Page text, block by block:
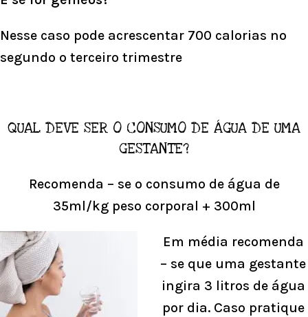
Nesse caso pode acrescentar 700 calorias no
segundo o terceiro trimestre
QUAL DEVE SER O CONSUMO DE ÁGUA DE UMA
GESTANTE?
Recomenda – se o consumo de água de
35ml/kg peso corporal + 300ml
Em média recomenda
– se que uma gestante
ingira 3 litros de água
por dia. Caso pratique